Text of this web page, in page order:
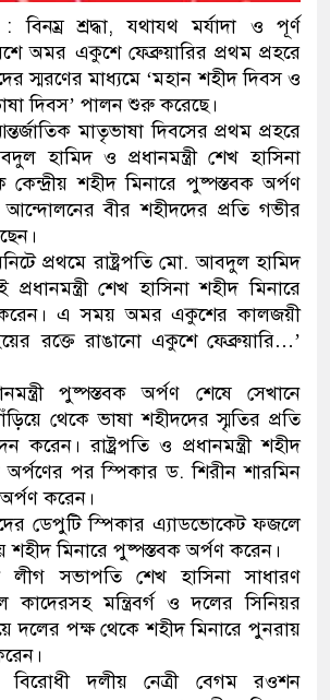
যে ভাবে ডেভিড ইমনের কাছে
‘আজহার খান’
অবৈধ বিদেশি পিস্তল,
জড়িত কিশোর গ্যাংয়ের চার শিশু
ডাকাতির প্রস্তুতিকালে
: বিনম্র শ্রদ্ধা, যথাযথ মর্যাদা ও পূর্ণ
অমর একুশে ফেব্রুয়ারির প্রথম প্রহরে
স্মরণের মাধ্যমে ‘মহান শহীদ দিবস ও
দিবস’ পালন শুরু করেছে।
মাতৃভাষা দিবসের প্রথম প্রহরে
হামিদ ও প্রধানমন্ত্রী শেখ হাসিনা
শহীদ মিনারে পুষ্পস্তবক অর্পণ
বীর শহীদদের প্রতি গভীর
প্রথমে রাষ্ট্রপতি মো. আবদুল হামিদ
শেখ হাসিনা শহীদ মিনারে
করেন। এ সময় অমর একুশের কালজয়ী
রক্তে রাঙানো একুশে ফেব্রুয়ারি…’
পুষ্পস্তবক অর্পণ শেষে সেখানে
থেকে ভাষা শহীদদের স্মৃতির প্রতি
করেন। রাষ্ট্রপতি ও প্রধানমন্ত্রী শহীদ
অর্পণের পর স্পিকার ড. শিরীন শারমিন
করেন।
ডেপুটি স্পিকার এ্যাডভোকেট ফজলে
শহীদ মিনারে পুষ্পস্তবক অর্পণ করেন।
সভাপতি শেখ হাসিনা সাধারণ
কাদেরসহ মন্ত্রিবর্গ ও দলের সিনিয়র
দলের পক্ষ থেকে শহীদ মিনারে পুনরায়
বিরোধী দলীয় নেত্রী বেগম রওশন